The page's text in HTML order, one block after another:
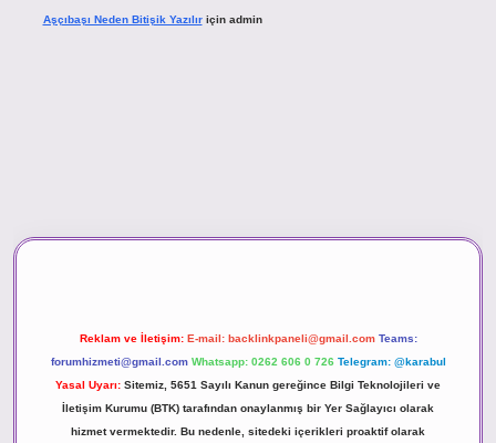
Aşçıbaşı Neden Bitişik Yazılıriçin admin
Reklam ve İletişim: E-mail: backlinkpaneli@gmail.com Teams:
forumhizmeti@gmail.com Whatsapp: 0262 606 0 726 Telegram: @karabul
Yasal Uyarı: Sitemiz, 5651 Sayılı Kanun gereğince Bilgi Teknolojileri ve
İletişim Kurumu (BTK) tarafından onaylanmış bir Yer Sağlayıcı olarak
hizmet vermektedir. Bu nedenle, sitedeki içerikleri proaktif olarak